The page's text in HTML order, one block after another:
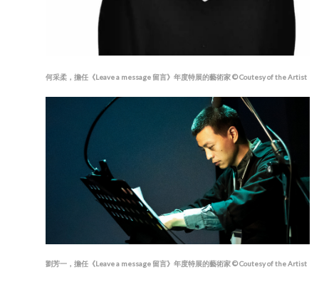
何采柔，擔任《Leave a message 留言》年度特展的藝術家 © Coutesy of the Artist
劉芳一，擔任《Leave a message 留言》年度特展的藝術家 © Coutesy of the Artist